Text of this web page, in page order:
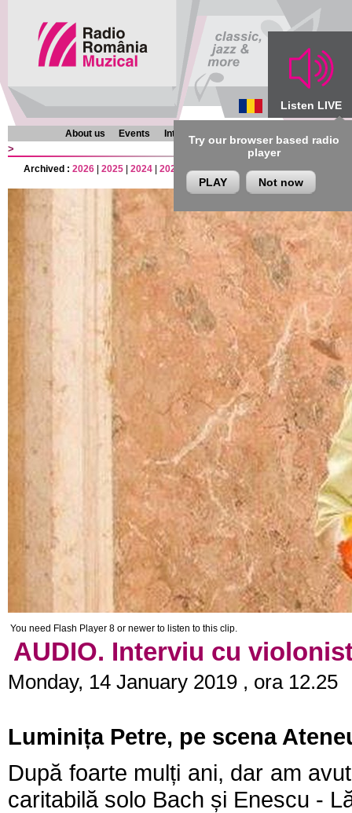
Listen LIVE
Try our browser based radio
player
PLAY Not now
About us Events Interviews Chronicles Programmes
>
Archived : 2026 2025 2024 2023 2022|2021 2020|2019|2018
You need Flash Player 8 or newer to listen to this clip.
AUDIO. Interviu cu
Monday, 14 January 2019 , ora 12.25
Luminița Petre, pe scena
După foarte mulți ani, dar am
caritabilă solo Bach și Enescu -